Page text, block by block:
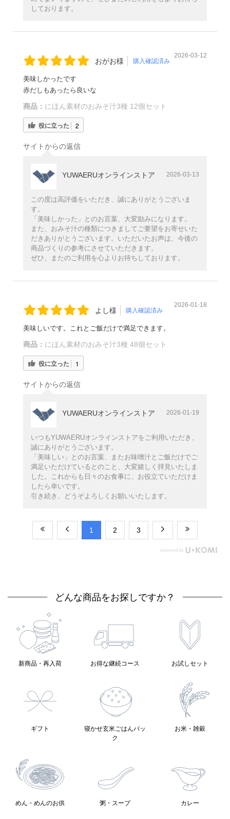
しております。
おがお様 購入確認済み
2026-03-12
美味しかったです
赤だしもあったら良いな
商品： にほん素材のおみそ汁3種 12個セット
役に立った 2
サイトからの返信
YUWAERUオンラインストア 2026-03-13
この度は高評価をいただき、誠にありがとうございま
す。
「美味しかった」とのお言葉、大変励みになります。
また、おみそ汁の種類につきましてご要望をお寄せいた
だきありがとうございます。いただいたお声は、今後の
商品づくりの参考にさせていただきます。
ぜひ、またのご利用を心よりお待ちしております。
よし様 購入確認済み
2026-01-18
美味しいです。これとご飯だけで満足できます。
商品： にほん素材のおみそ汁3種 48個セット
役に立った 1
サイトからの返信
YUWAERUオンラインストア 2026-01-19
いつもYUWAERUオンラインストアをご利用いただき、
誠にありがとうございます。
「美味しい」とのお言葉、またお味噌汁とご飯だけでご
満足いただけているとのこと、大変嬉しく拝見いたしま
した。これからも日々のお食事に、お役立ていただけま
したら幸いです。
引き続き、どうぞよろしくお願いいたします。
​1 ​2 ​3
どんな商品をお探しですか？
新商品・再入荷 お得な継続コース お試しセット
ギフト
寝かせ玄米ごはんパッ
ク
お米・雑穀
めん・めんのお供 粥・スープ カレー